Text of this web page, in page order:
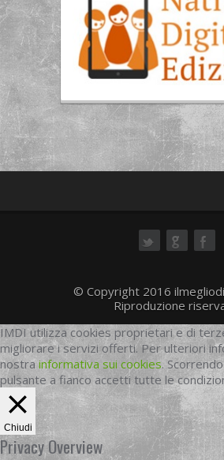
© Copyright 2016
Riproduzione
IMDI utilizza cookies proprietari e di
migliorare i servizi offerti. Per ulteriori
nostra informativa sui cookies.
pulsante a fianco accetti tutte le
Chiudi
Privacy Overview